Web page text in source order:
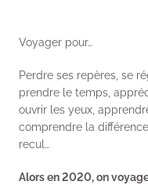
Voyager pour…
Perdre ses repères, se
prendre le temps,
ouvrir les yeux,
comprendre la
recul…
Alors en 2020, on